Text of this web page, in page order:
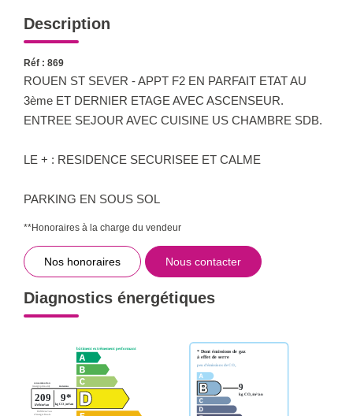
Description
Réf : 869
ROUEN ST SEVER - APPT F2 EN PARFAIT ETAT AU
3ème ET DERNIER ETAGE AVEC ASCENSEUR.
ENTREE SEJOUR AVEC CUISINE US CHAMBRE SDB.
LE + : RESIDENCE SECURISEE ET CALME
PARKING EN SOUS SOL
**Honoraires à la charge du vendeur
Nos honoraires Nous contacter
Diagnostics énergétiques